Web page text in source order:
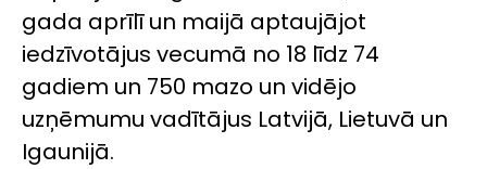
gada aprīlī un maijā aptaujājot
iedzīvotājus vecumā no 18 līdz 74
gadiem un 750 mazo un vidējo
uzņēmumu vadītājus Latvijā, Lietuvā un
Igaunijā.